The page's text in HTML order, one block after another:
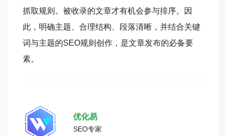
抓取规则。被收录的文章才有机会参与排序。因
此，明确主题、合理结构、段落清晰，并结合关键
词与主题的SEO规则创作，是文章发布的必备要
素。
优化易
SEO专家